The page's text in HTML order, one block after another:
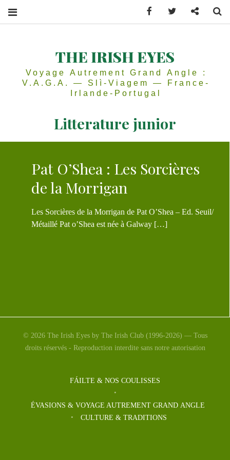
THE IRISH EYES
Voyage Autrement Grand Angle :
V.A.G.A. — Slì-Viagem — France-
Irlande-Portugal
Litterature junior
Pat O’Shea : Les Sorcières
de la Morrigan
Les Sorcières de la Morrigan de Pat O’Shea – Ed. Seuil/
Métaillé Pat o’Shea est née à Galway […]
© 2026 The Irish Eyes by The Irish Club (1996-2026) — Tous
droits réservés - Reproduction interdite sans notre autorisation
FÁILTE & NOS COULISSES
ÉVASIONS & VOYAGE AUTREMENT GRAND ANGLE
CULTURE & TRADITIONS
Facebook Twitter